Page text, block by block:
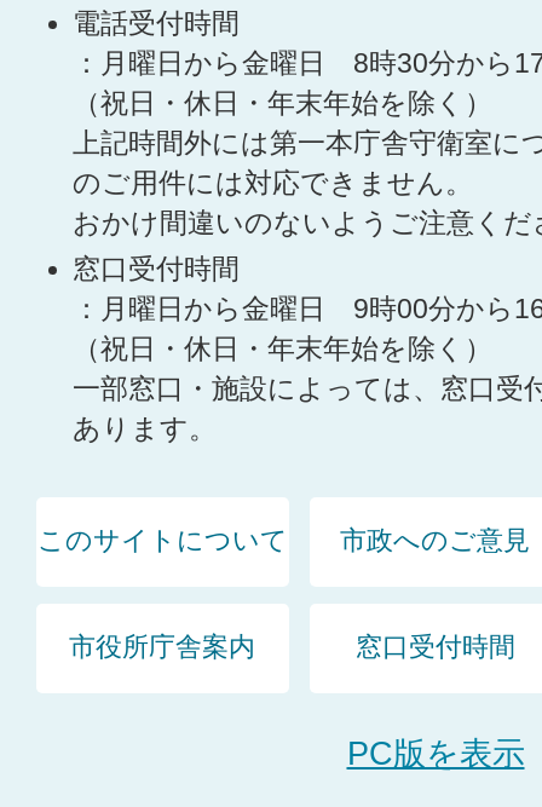
電話受付時間
：月曜日から金曜日 8時30分から
（祝日・休日・年末年始を除く）
上記時間外には第一本庁舎守衛室に
のご用件には対応できません。
おかけ間違いのないようご注意くだ
窓口受付時間
：月曜日から金曜日 9時00分から
（祝日・休日・年末年始を除く）
一部窓口・施設によっては、窓口受
あります。
このサイトについて 市政へのご意見
市役所庁舎案内 窓口受付時間
PC版を表示